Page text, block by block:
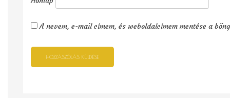
A nevem, e-mail címem, és weboldalcímem mentése a